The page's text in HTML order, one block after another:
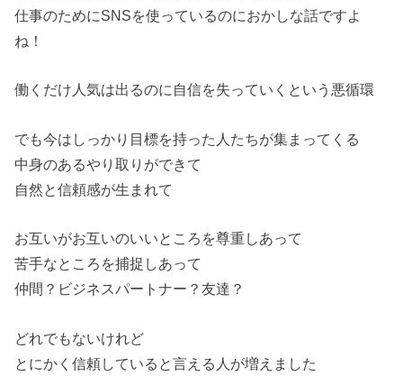
仕事のためにSNSを使っているのにおかしな話ですよ
ね！
働くだけ人気は出るのに自信を失っていくという悪循環
でも今はしっかり目標を持った人たちが集まってくる
中身のあるやり取りができて
自然と信頼感が生まれて
お互いがお互いのいいところを尊重しあって
苦手なところを捕捉しあって
仲間？ビジネスパートナー？友達？
どれでもないけれど
とにかく信頼していると言える人が増えました